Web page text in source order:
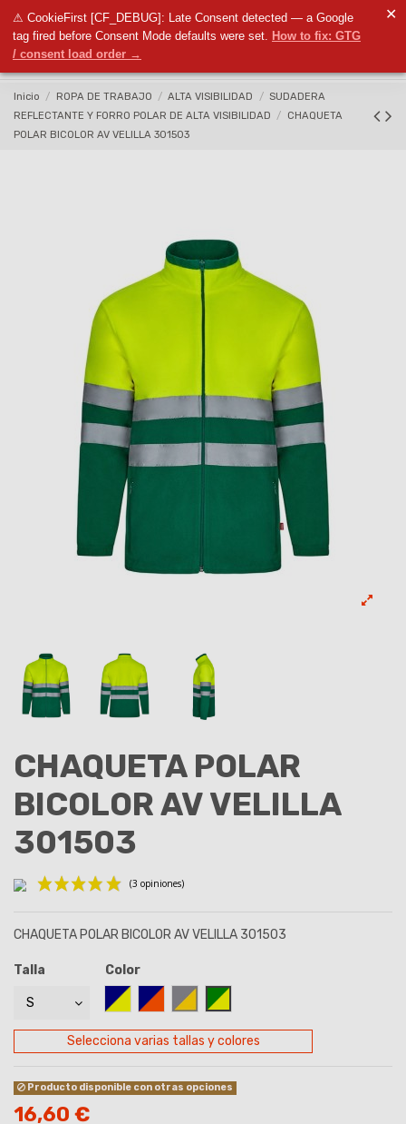
⚠ CookieFirst [CF_DEBUG]: Late Consent detected — a Google
tag fired before Consent Mode defaults were set. How to fix: GTG
/ consent load order →
✕
Inicio ROPA DE TRABAJO ALTA VISIBILIDAD
SUDADERA
REFLECTANTE Y FORRO POLAR DE ALTA VISIBILIDAD
CHAQUETA
POLAR BICOLOR AV VELILLA 301503
CHAQUETA POLAR
BICOLOR AV VELILLA
301503
(3 opiniones)
CHAQUETA POLAR BICOLOR AV VELILLA 301503
Talla
Color
AZUL MARINO/AMARILLO
AZUL MARINO/NARANJA
GRIS-AMARILLO
VERDE/AMARILLO
Selecciona varias tallas y colores
Producto disponible con otras opciones
16,60 €